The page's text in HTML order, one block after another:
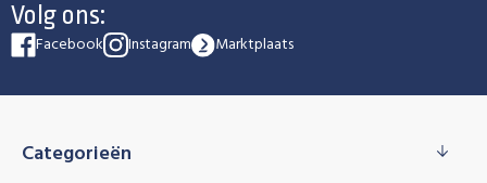
Volg ons:
Facebook Instagram Marktplaats
Categorieën